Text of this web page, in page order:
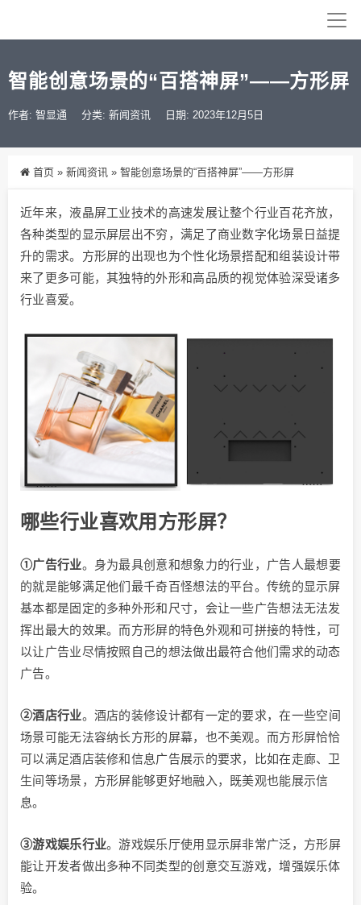
智能创意场景的“百搭神屏”——方形屏
作者: 智显通 分类: 新闻资讯 日期: 2023年12月5日
首页 » 新闻资讯 » 智能创意场景的“百搭神屏”——方形屏
近年来，液晶屏工业技术的高速发展让整个行业百花齐放，
各种类型的显示屏层出不穷，满足了商业数字化场景日益提
升的需求。方形屏的出现也为个性化场景搭配和组装设计带
来了更多可能，其独特的外形和高品质的视觉体验深受诸多
行业喜爱。
哪些行业喜欢用方形屏？
①广告行业。身为最具创意和想象力的行业，广告人最想要
的就是能够满足他们最千奇百怪想法的平台。传统的显示屏
基本都是固定的多种外形和尺寸，会让一些广告想法无法发
挥出最大的效果。而方形屏的特色外观和可拼接的特性，可
以让广告业尽情按照自己的想法做出最符合他们需求的动态
广告。
②酒店行业。酒店的装修设计都有一定的要求，在一些空间
场景可能无法容纳长方形的屏幕，也不美观。而方形屏恰恰
可以满足酒店装修和信息广告展示的要求，比如在走廊、卫
生间等场景，方形屏能够更好地融入，既美观也能展示信
息。
③游戏娱乐行业。游戏娱乐厅使用显示屏非常广泛，方形屏
能让开发者做出多种不同类型的创意交互游戏，增强娱乐体
验。